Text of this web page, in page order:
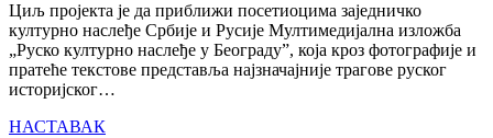
Циљ пројекта је да приближи посетиоцима заједничко
културно наслеђе Србије и Русије Мултимедијална изложба
„Руско културно наслеђе у Београду”, која кроз фотографије и
пратеће текстове представља најзначајније трагове руског
историјског…
НАСТАВАК